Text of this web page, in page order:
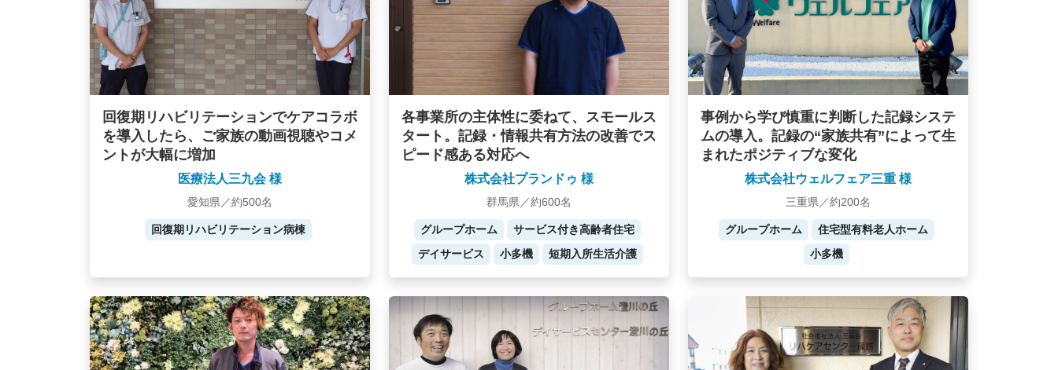
回復期リハビリテーションでケアコラボ
を導入したら、ご家族の動画視聴やコメ
ントが大幅に増加
医療法人三九会 様
愛知県／約500名
回復期リハビリテーション病棟
各事業所の主体性に委ねて、スモールス
タート。記録・情報共有方法の改善でス
ピード感ある対応へ
株式会社プランドゥ 様
群馬県／約600名
グループホーム
サービス付き高齢者住宅
デイサービス
小多機 短期入所生活介護
事例から学び慎重に判断した記録システ
ムの導入。記録の“家族共有”によって生
まれたポジティブな変化
株式会社ウェルフェア三重 様
三重県／約200名
グループホーム
住宅型有料老人ホーム
小多機